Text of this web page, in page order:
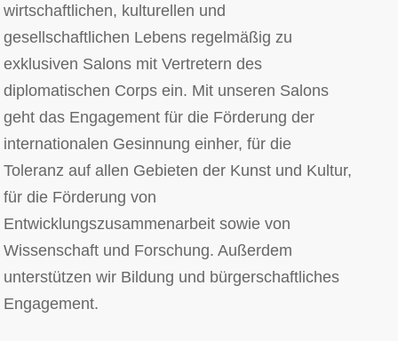
wirtschaftlichen, kulturellen und
gesellschaftlichen Lebens regelmäßig zu
exklusiven Salons mit Vertretern des
diplomatischen Corps ein. Mit unseren Salons
geht das Engagement für die Förderung der
internationalen Gesinnung einher, für die
Toleranz auf allen Gebieten der Kunst und Kultur,
für die Förderung von
Entwicklungszusammenarbeit sowie von
Wissenschaft und Forschung. Außerdem
unterstützen wir Bildung und bürgerschaftliches
Engagement.